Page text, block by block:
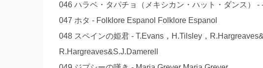
046 ハラベ・タパチョ（メキシカン・ハット・ダンス） -
047 ホタ - Folklore Espanol Folklore Espanol
048 スペインの姫君 - T.Evans，H.Tilsley，
R.Hargreaves&S.J.Damerell